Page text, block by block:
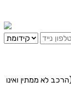
לא ממתין ואינו